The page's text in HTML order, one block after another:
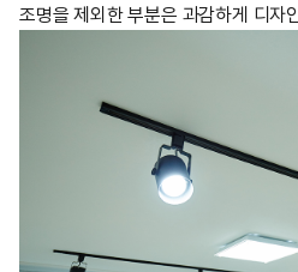
조명을 제외한 부분은 과감하게 디자